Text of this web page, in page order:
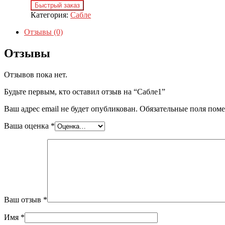
Быстрый заказ
Категория:Сабле
Отзывы (0)
Отзывы
Отзывов пока нет.
Будьте первым, кто оставил отзыв на “Сабле1”
Ваш адрес email не будет опубликован. Обязательные поля
Ваша оценка *
Ваш отзыв *
Имя *